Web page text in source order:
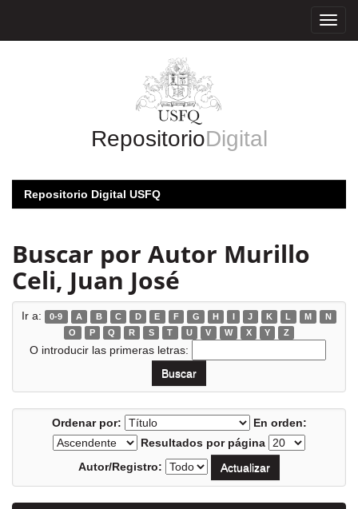
RepositorioDigital
Repositorio Digital USFQ
Buscar por Autor Murillo
Celi, Juan José
Ir a: 0-9 A B C D E F G H I J K L M
N
O
P Q R S T U V W X Y Z
O introducir las primeras letras:
Ordenar por:
En orden:
Resultados por página
Autor/Registro: